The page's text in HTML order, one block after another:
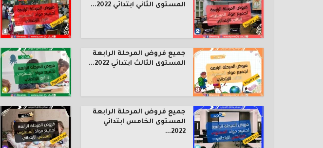
المستوى الثاني ابتدائي 2022...
جميع فروض المرحلة الرابعة
المستوى الثالث ابتدائي 2022...
جميع فروض المرحلة الرابعة
المستوى الخامس ابتدائي
2022...